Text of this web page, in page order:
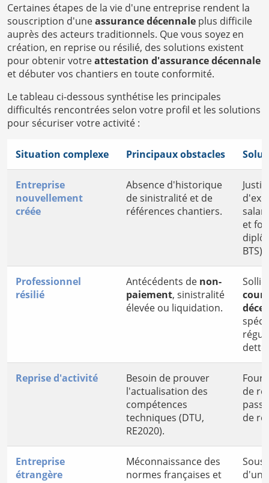
Certaines étapes de la vie d'une entreprise rendent la
souscription d'uneassurance décennale plus difficile
auprès des acteurs traditionnels. Que vous soyez en
création, en reprise ou résilié, des solutions existent
pour obtenir votreattestation d'assurance décennale
et débuter vos chantiers en toute conformité.
Le tableau ci-dessous synthétise les principales
difficultés rencontrées selon votre profil et les solutions
pour sécuriser votre activité :
Situation complexe Principaux obstacles
Entreprise
nouvellement
créée
Absence d'historique
de sinistralité et de
références chantiers.
et
BTS).
Professionnel
résilié
Antécédents de non-
paiement, sinistralité
élevée ou liquidation.
Reprise d'activité
Besoin de prouver
l'actualisation des
compétences
techniques (DTU,
RE2020).
de
de
Entreprise
étrangère
Méconnaissance des
normes françaises et
d'un